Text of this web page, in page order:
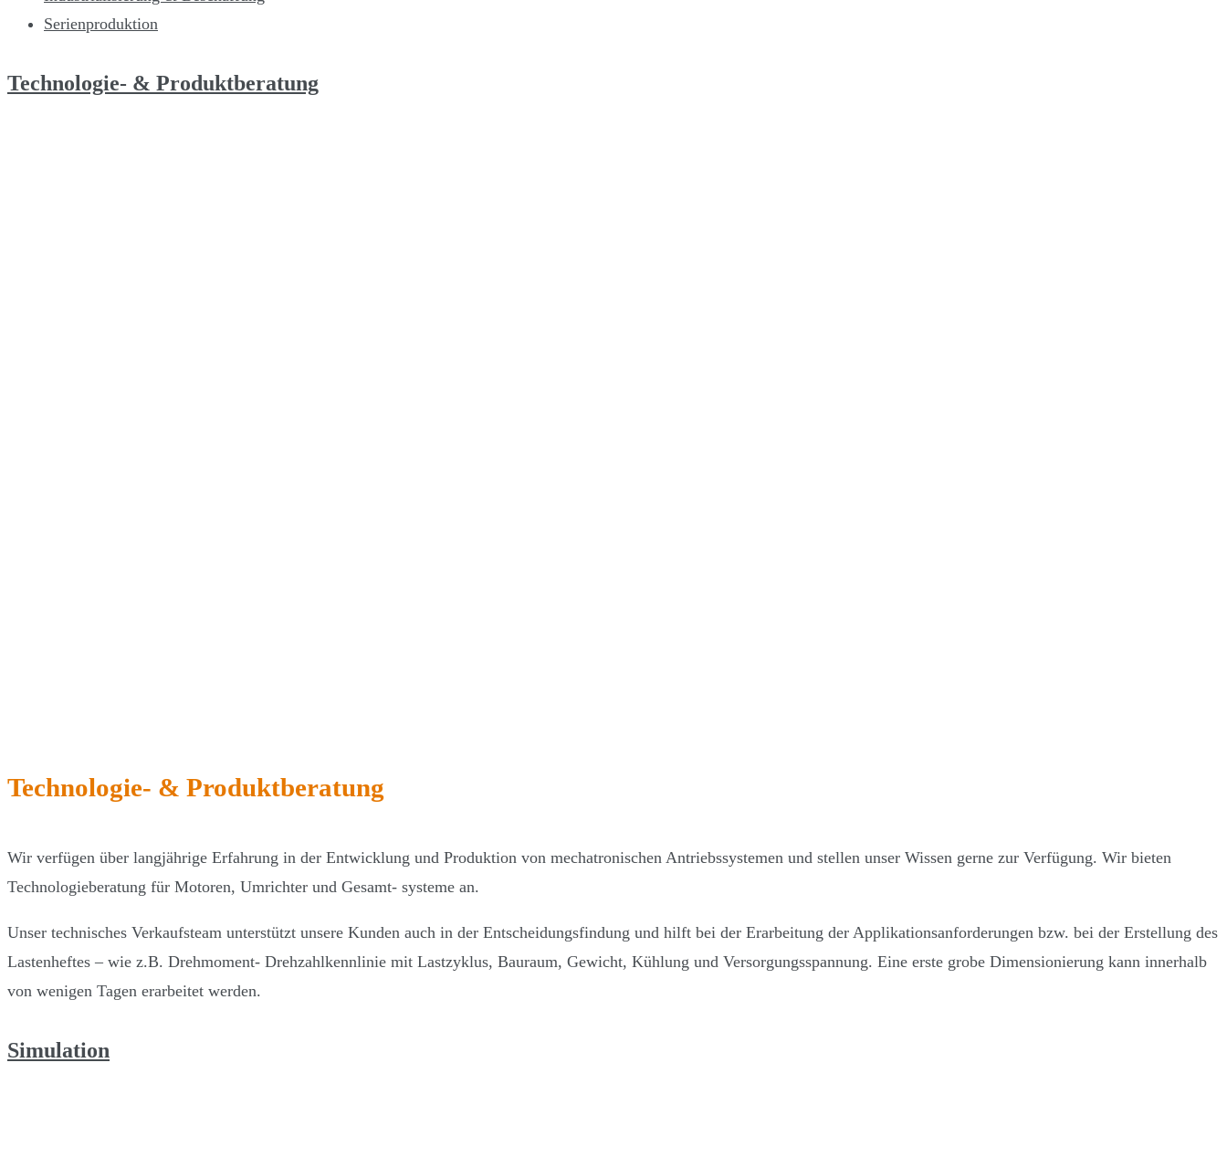
Serienproduktion
Technologie- & Produktberatung
Technologie- & Produktberatung
Wir verfügen über langjährige Erfahrung in der Entwicklung und Produktion von mechatronischen Antriebssystemen und stellen unser Wissen gerne zur Verfügung. Wir bieten
Technologieberatung für Motoren, Umrichter und Gesamt- systeme an.
Unser technisches Verkaufsteam unterstützt unsere Kunden auch in der Entscheidungsfindung und hilft bei der Erarbeitung der Applikationsanforderungen bzw. bei der Erstellung des
Lastenheftes – wie z.B. Drehmoment- Drehzahlkennlinie mit Lastzyklus, Bauraum, Gewicht, Kühlung und Versorgungsspannung. Eine erste grobe Dimensionierung kann innerhalb
von wenigen Tagen erarbeitet werden.
Simulation